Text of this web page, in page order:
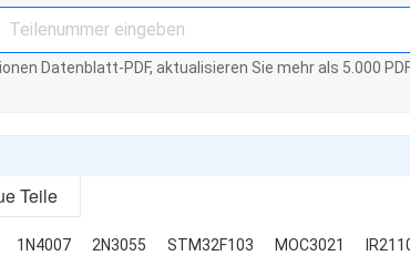
Datenblatt-PDF, aktualisieren Sie mehr als 5.000
Teile
1N4007 2N3055 STM32F103 MOC3021